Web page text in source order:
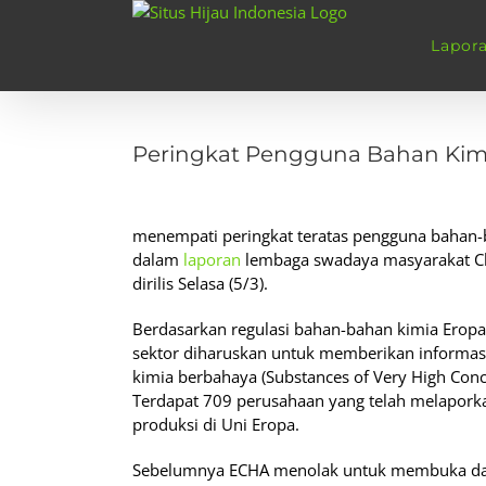
Larger
Image
Peringkat Pengguna Bahan
menempati peringkat teratas pengguna
dalam laporan lembaga swadaya masyarakat
dirilis Selasa (5/3).
Berdasarkan regulasi bahan-bahan kimia
sektor diharuskan untuk memberikan
kimia berbahaya (Substances of Very High
Terdapat 709 perusahaan yang telah
produksi di Uni Eropa.
Sebelumnya ECHA menolak untuk membuka